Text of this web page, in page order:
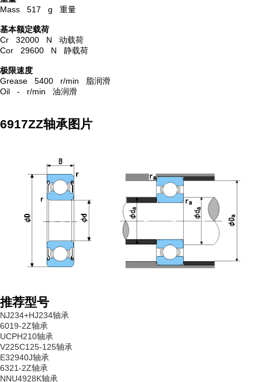
Mass 517 g 重量
基本额定载荷
Cr 32000 N 动载荷
Cor 29600 N 静载荷
极限速度
Grease 5400 r/min 脂润滑
Oil - r/min 油润滑
6917ZZ轴承图片
推荐型号
NJ234+HJ234轴承
6019-2Z轴承
UCPH210轴承
V225C125-125轴承
E32940J轴承
6321-2Z轴承
NNU4928K轴承